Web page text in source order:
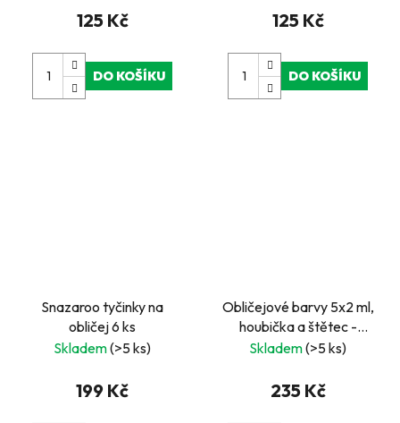
125 Kč
DO KOŠÍKU
125 Kč
DO KOŠÍKU
Snazaroo tyčinky na
obličej 6 ks
Skladem(>5 ks)
199 Kč
Obličejové barvy 5x2 ml,
houbička a štětec -
Hallowen
Skladem(>5 ks)
235 Kč